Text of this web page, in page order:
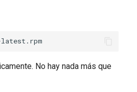
No hay nada más que